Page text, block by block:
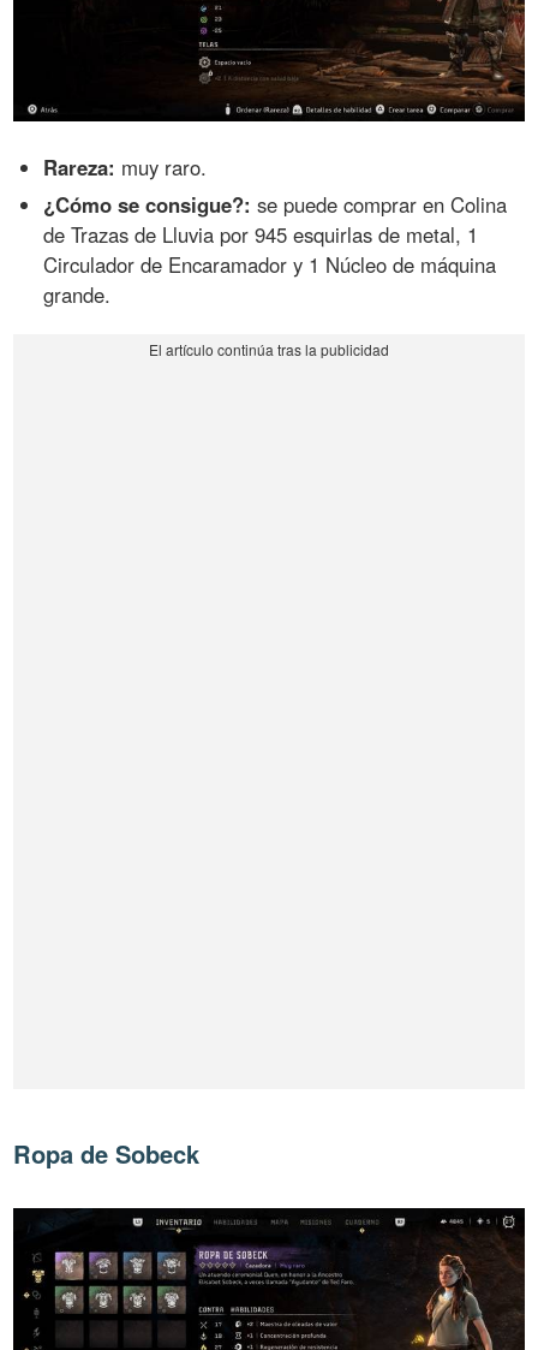
Rareza: muy raro.
¿Cómo se consigue?: se puede comprar en Colina
de Trazas de Lluvia por 945 esquirlas de metal, 1
Circulador de Encaramador y 1 Núcleo de máquina
grande.
Ropa de Sobeck